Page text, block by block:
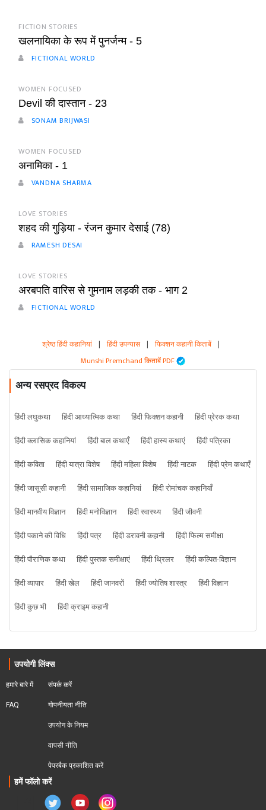
FICTION STORIES
खलनायिका के रूप में पुनर्जन्म - 5
FICTIONAL WORLD
WOMEN FOCUSED
Devil की दास्तान - 23
SONAM BRIJWASI
WOMEN FOCUSED
अनामिका - 1
VANDNA SHARMA
LOVE STORIES
शहद की गुड़िया - रंजन कुमार देसाई (78)
RAMESH DESAI
LOVE STORIES
अरबपति वारिस से गुमनाम लड़की तक - भाग 2
FICTIONAL WORLD
श्रेष्ठ हिंदी कहानियां | हिंदी उपन्यास | फिक्शन कहानी किताबें |
Munshi Premchand किताबें PDF
अन्य रसप्रद विकल्प
हिंदी लघुकथा हिंदी आध्यात्मिक कथा हिंदी फिक्शन कहानी
हिंदी प्रेरक कथा
हिंदी क्लासिक कहानियां
हिंदी बाल कथाएँ हिंदी हास्य कथाएं
हिंदी पत्रिका
हिंदी कविता
हिंदी यात्रा विशेष हिंदी महिला विशेष हिंदी नाटक
हिंदी प्रेम कथाएँ
हिंदी जासूसी कहानी
हिंदी सामाजिक कहानियां
हिंदी रोमांचक कहानियाँ
हिंदी मानवीय विज्ञान
हिंदी मनोविज्ञान हिंदी स्वास्थ्य
हिंदी जीवनी
हिंदी पकाने की विधि
हिंदी पत्र हिंदी डरावनी कहानी
हिंदी फिल्म समीक्षा
हिंदी पौराणिक कथा
हिंदी पुस्तक समीक्षाएं हिंदी थ्रिलर
हिंदी कल्पित-विज्ञान
हिंदी व्यापार
हिंदी खेल हिंदी जानवरों हिंदी ज्योतिष शास्त्र
हिंदी विज्ञान
हिंदी कुछ भी
हिंदी क्राइम कहानी
उपयोगी लिंक्स
हमारे बारे में
FAQ
संपर्क करें
गोपनीयता नीति
उपयोग के नियम
वापसी नीति
पेपरबैक प्रकाशित करें
हमें फॉलो करें